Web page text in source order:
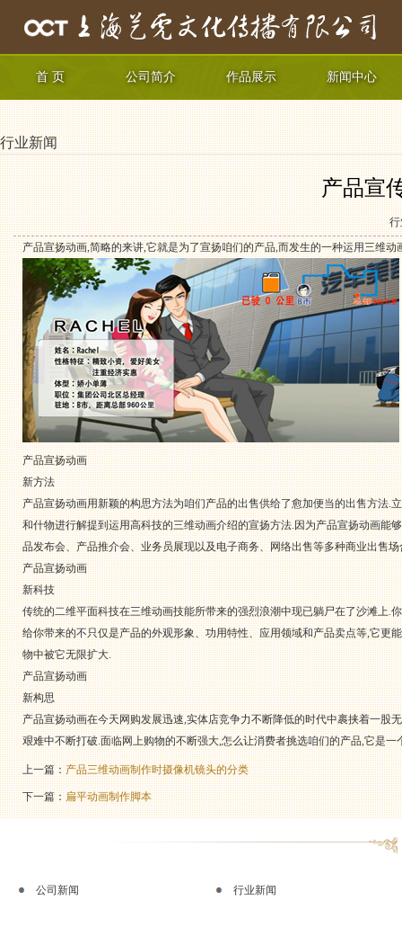
首 页 公司简介 作品展示 新闻中心
行业新闻
产品宣
行
产品宣扬动画,简略的来讲,它就是为了宣扬咱们的产品,而发生的一种运用三维
产品宣扬动画
新方法
产品宣扬动画用新颖的构思方法为咱们产品的出售供给了愈加便当的出售方法
和什物进行解提到运用高科技的三维动画介绍的宣扬方法.因为产品宣扬动画能
品发布会、产品推介会、业务员展现以及电子商务、网络出售等多种商业出售场
产品宣扬动画
新科技
传统的二维平面科技在三维动画技能所带来的强烈浪潮中现已躺尸在了沙滩上.
给你带来的不只仅是产品的外观形象、功用特性、应用领域和产品卖点等,它
物中被它无限扩大.
产品宣扬动画
新构思
产品宣扬动画在今天网购发展迅速,实体店竞争力不断降低的时代中裹挟着一
艰难中不断打破.面临网上购物的不断强大,怎么让消费者挑选咱们的产品,它是
上一篇：产品三维动画制作时摄像机镜头的分类
下一篇：扁平动画制作脚本
公司新闻 行业新闻